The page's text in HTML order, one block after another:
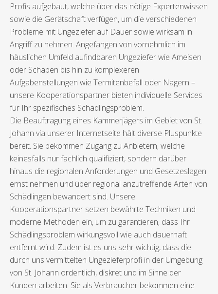
Profis aufgebaut, welche über das nötige Expertenwissen
sowie die Gerätschaft verfügen, um die verschiedenen
Probleme mit Ungeziefer auf Dauer sowie wirksam in
Angriff zu nehmen. Angefangen von vornehmlich im
häuslichen Umfeld aufindbaren Ungeziefer wie Ameisen
oder Schaben bis hin zu komplexeren
Aufgabenstellungen wie Termitenbefall oder Nagern –
unsere Kooperationspartner bieten individuelle Services
für Ihr spezifisches Schädlingsproblem.
Die Beauftragung eines Kammerjägers im Gebiet von St.
Johann via unserer Internetseite hält diverse Pluspunkte
bereit. Sie bekommen Zugang zu Anbietern, welche
keinesfalls nur fachlich qualifiziert, sondern darüber
hinaus die regionalen Anforderungen und Gesetzeslagen
ernst nehmen und über regional anzutreffende Arten von
Schädlingen bewandert sind. Unsere
Kooperationspartner setzen bewährte Techniken und
moderne Methoden ein, um zu garantieren, dass Ihr
Schädlingsproblem wirkungsvoll wie auch dauerhaft
entfernt wird. Zudem ist es uns sehr wichtig, dass die
durch uns vermittelten Ungezieferprofi in der Umgebung
von St. Johann ordentlich, diskret und im Sinne der
Kunden arbeiten. Sie als Verbraucher bekommen eine